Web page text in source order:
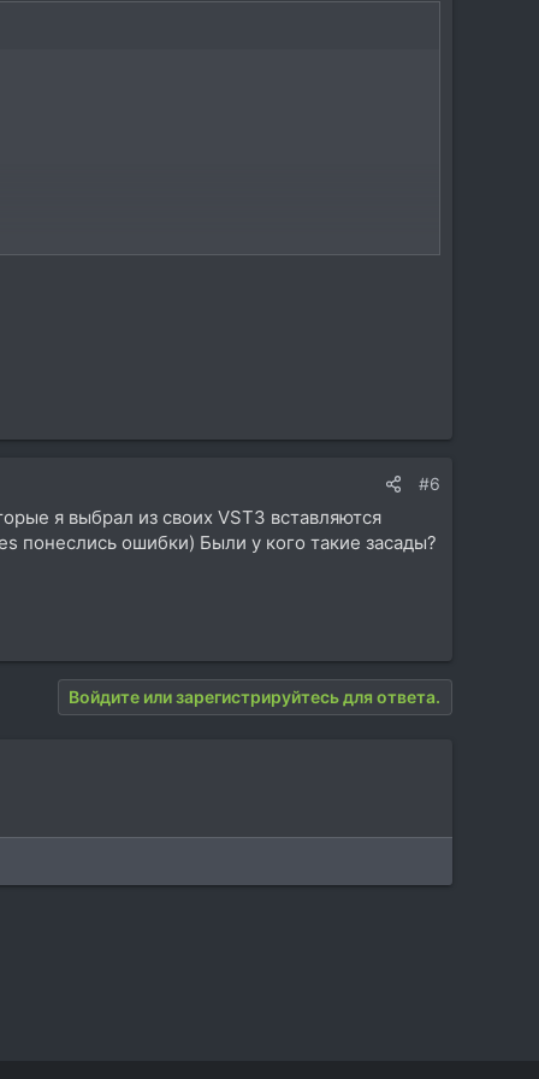
#6
я выбрал из своих VST3 вставляются
понеслись ошибки) Были у кого такие засады?
Войдите или зарегистрируйтесь для ответа.